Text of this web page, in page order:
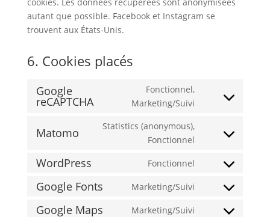
autant que possible. Facebook et Instagram se
trouvent aux États-Unis.
6. Cookies placés
Google
reCAPTCHA
Fonctionnel,
Marketing/Suivi
Consent
service
Matomo
Statistics (anonymous),
Fonctionnel
Consent
service
WordPress Fonctionnel
Consent
wordpress
Google Fonts Marketing/Suivi
Consent
Google Maps Marketing/Suivi